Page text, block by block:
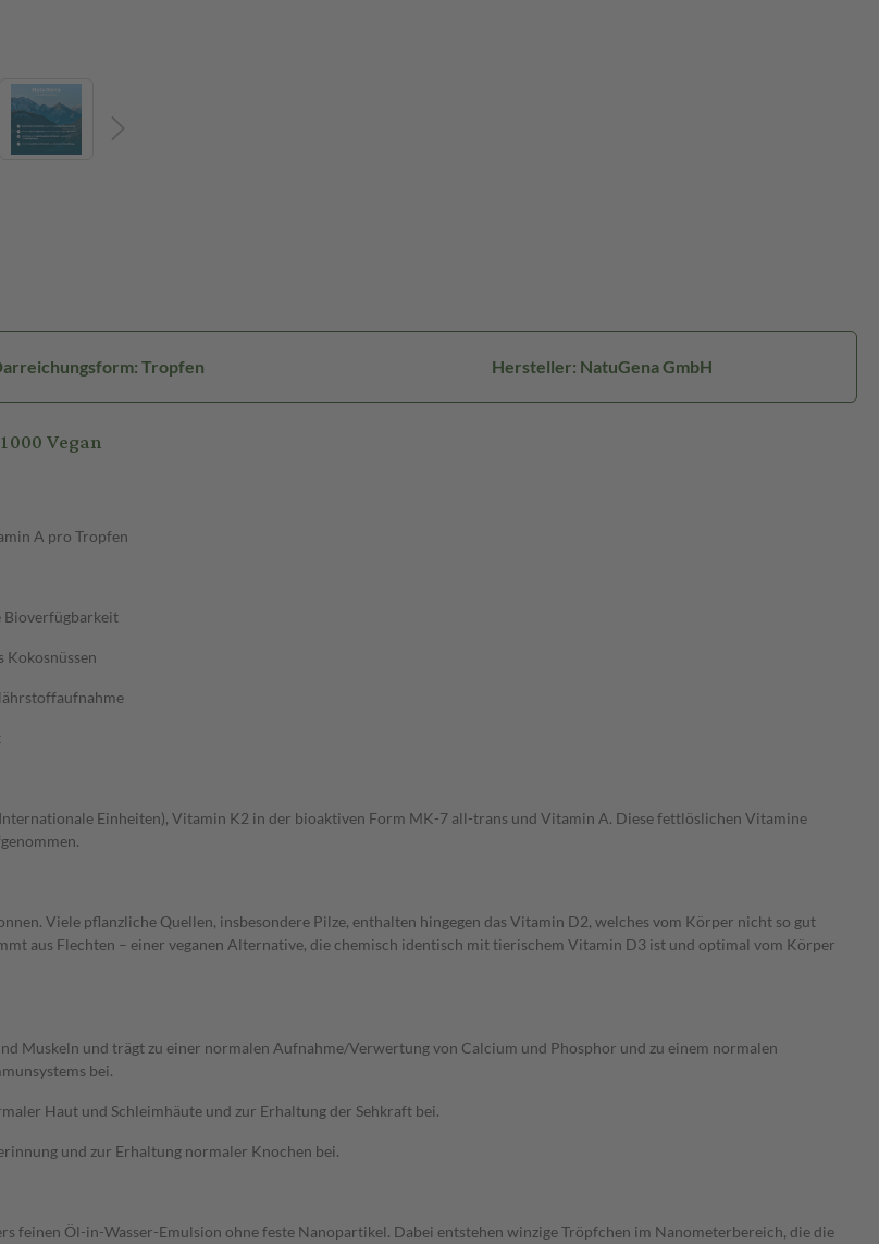
Tropfen Hersteller: NatuGena GmbH
Vegan
A pro Tropfen
Bioverfügbarkeit
Einheiten), Vitamin K2 in der bioaktiven Form MK-7 all-trans und Vitamin A. Diese fettlöslichen Vitamine
Viele pflanzliche Quellen, insbesondere Pilze, enthalten hingegen das Vitamin D2, welches vom Körper nicht so gut
aus Flechten – einer veganen Alternative, die chemisch identisch mit tierischem Vitamin D3 ist und optimal vom Körper
Muskeln und trägt zu einer normalen Aufnahme/Verwertung von Calcium und Phosphor und zu einem normalen
bei.
Haut und Schleimhäute und zur Erhaltung der Sehkraft bei.
und zur Erhaltung normaler Knochen bei.
feinen Öl-in-Wasser-Emulsion ohne feste Nanopartikel. Dabei entstehen winzige Tröpfchen im Nanometerbereich, die die